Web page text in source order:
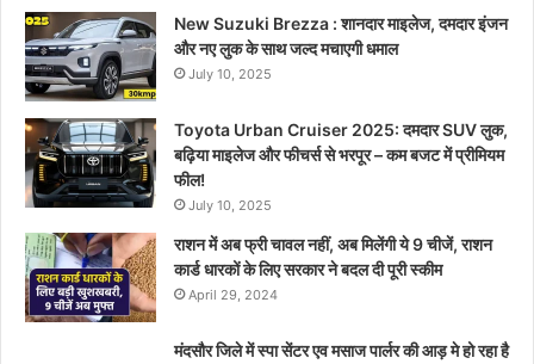
New Suzuki Brezza : शानदार माइलेज, दमदार इंजन
और नए लुक के साथ जल्द मचाएगी धमाल
July 10, 2025
Toyota Urban Cruiser 2025: दमदार SUV लुक,
बढ़िया माइलेज और फीचर्स से भरपूर – कम बजट में प्रीमियम
फील!
July 10, 2025
राशन में अब फ्री चावल नहीं, अब मिलेंगी ये 9 चीजें, राशन
कार्ड धारकों के लिए सरकार ने बदल दी पूरी स्कीम
April 29, 2024
मंदसौर जिले में स्पा सेंटर एव मसाज पार्लर की आड़ मे हो रहा है